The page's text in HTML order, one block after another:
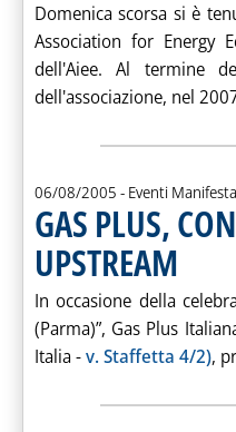
Domenica scorsa si è
Association for Energy
dell'Aiee. Al termine
dell'associazione, nel
06/08/2005 - Eventi
GAS PLUS,
UPSTREAM
In occasione della
(Parma)”, Gas Plus
Italia -v. Staffetta 4/2),